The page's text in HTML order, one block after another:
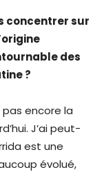
concentrer sur
des
?
pas encore la
J’ai peut-
est une
évolué,